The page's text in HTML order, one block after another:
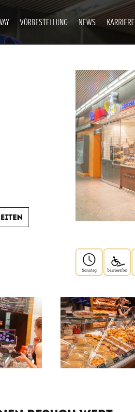
VORBESTELLUNG NEWS KARRIERE